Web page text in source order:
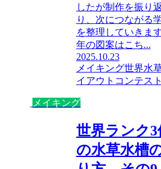
したが制作を振り返
り、次につながる
を整理していきま
年の図案はこち...
2025.10.23
メイキング世界水
イアウトコンテスト
メイキング
世界ランク3
の水草水槽